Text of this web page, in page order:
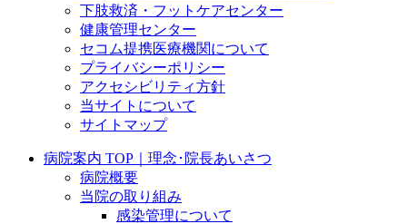
下肢救済・フットケアセンター
健康管理センター
セコム提携医療機関について
プライバシーポリシー
アクセシビリティ方針
当サイトについて
サイトマップ
病院案内 TOP｜理念･院長あいさつ
病院概要
当院の取り組み
感染管理について